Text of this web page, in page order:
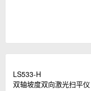
LS533-H
双轴坡度双向激光扫平仪